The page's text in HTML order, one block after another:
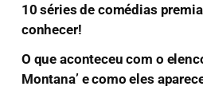
10 séries de comédias
conhecer!
O que aconteceu com o
Montana’ e como eles